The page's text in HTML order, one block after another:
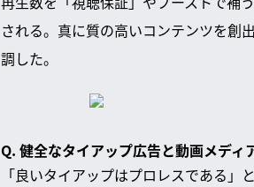
される。真に質の高いコンテンツを創
調した。
Q. 健全なタイアップ広告と動画メディ
「良いタイアップはプロレスである」